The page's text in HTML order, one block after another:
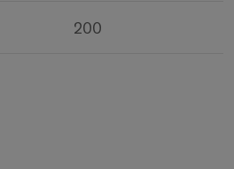
200